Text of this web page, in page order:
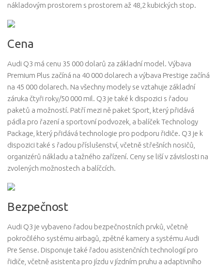
nákladovým prostorem s prostorem až 48,2 kubických stop.
Cena
Audi Q3 má cenu 35 000 dolarů za základní model. Výbava
Premium Plus začíná na 40 000 dolarech a výbava Prestige začíná
na 45 000 dolarech. Na všechny modely se vztahuje základní
záruka čtyři roky/50 000 mil. Q3 je také k dispozici s řadou
paketů a možností. Patří mezi ně paket Sport, který přidává
pádla pro řazení a sportovní podvozek, a balíček Technology
Package, který přidává technologie pro podporu řidiče. Q3 je k
dispozici také s řadou příslušenství, včetně střešních nosičů,
organizérů nákladu a tažného zařízení. Ceny se liší v závislosti na
zvolených možnostech a balíčcích.
Bezpečnost
Audi Q3 je vybaveno řadou bezpečnostních prvků, včetně
pokročilého systému airbagů, zpětné kamery a systému Audi
Pre Sense. Disponuje také řadou asistenčních technologií pro
řidiče, včetně asistenta pro jízdu v jízdním pruhu a adaptivního